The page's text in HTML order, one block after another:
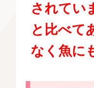
されてい
と比べて
なく魚に